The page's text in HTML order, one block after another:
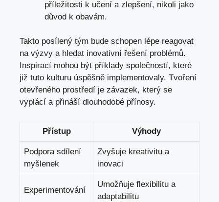
příležitosti k učení a zlepšení, nikoli jako
důvod k obavám.
Takto posílený tým bude schopen lépe reagovat
na výzvy a hledat inovativní řešení problémů.
Inspirací mohou být příklady společností, které
již tuto kulturu úspěšně implementovaly. Tvoření
otevřeného prostředí je závazek, který se
vyplácí a přináší dlouhodobé přínosy.
Přístup Výhody
Podpora sdílení
myšlenek
Zvyšuje kreativitu a
inovaci
Experimentování
Umožňuje flexibilitu a
adaptabilitu